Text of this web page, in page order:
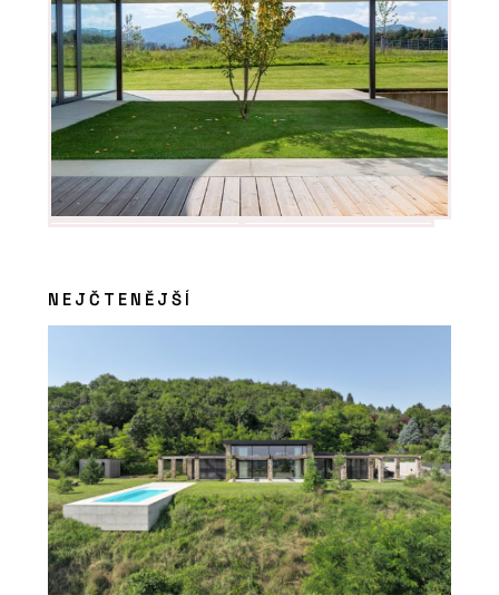
SLUŽBY
Přírodní izolace - Hlinaři
SLUŽBY
Konzultace - Hlinaři
NEJČTENĚJŠÍ